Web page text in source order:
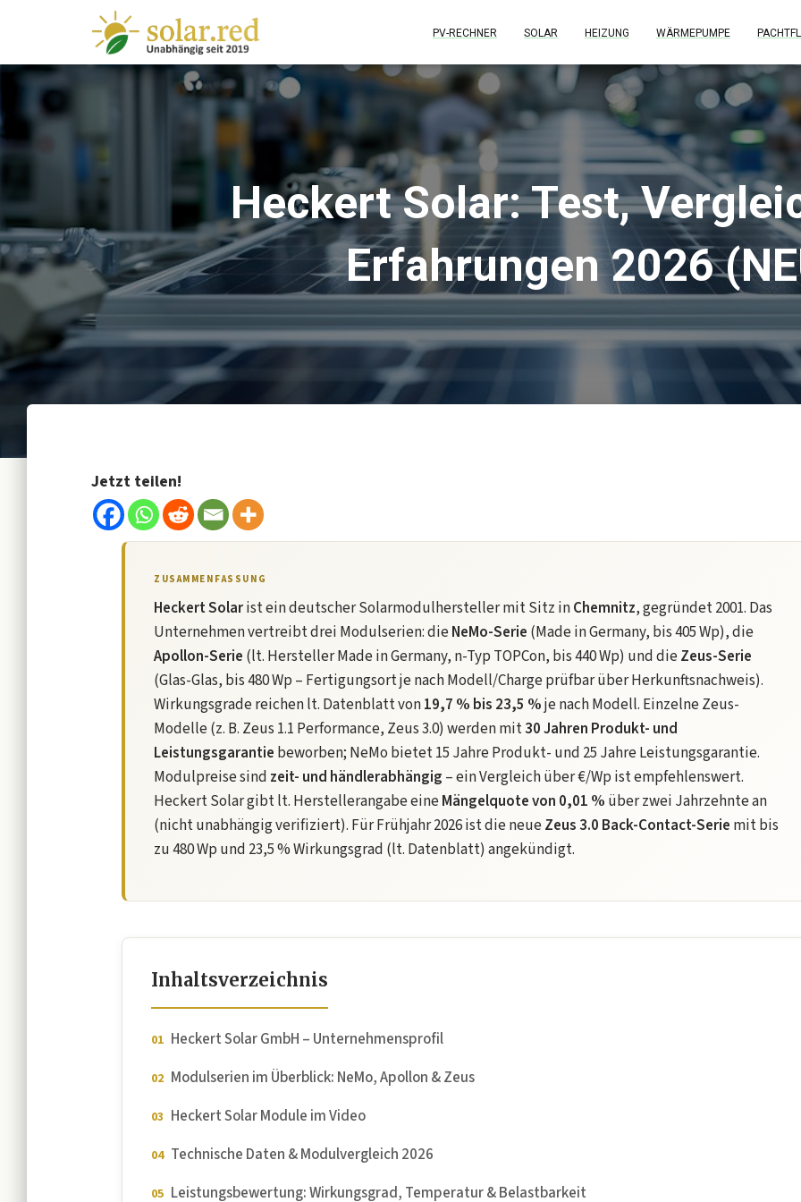
PV-RECHNER SOLAR HEIZUNG WÄRMEPUMPE
Heckert Solar: Test,
Erfahrungen 2026
Jetzt teilen!
ZUSAMMENFASSUNG
Heckert Solarist ein deutscher Solarmodulhersteller mit Sitz inChemnitz, gegründet 2001. Das
Unternehmen vertreibt drei Modulserien: dieNeMo-Serie (Made in Germany, bis 405 Wp), die
Apollon-Serie (lt. Hersteller Made in Germany, n-Typ TOPCon, bis 440 Wp) und dieZeus-Serie
(Glas-Glas, bis 480 Wp – Fertigungsort je nach Modell/Charge prüfbar über Herkunftsnachweis).
Wirkungsgrade reichen lt. Datenblatt von19,7 % bis 23,5 %je nach Modell. Einzelne Zeus-
Modelle (z. B. Zeus 1.1 Performance, Zeus 3.0) werden mit30 Jahren Produkt- und
Leistungsgarantie beworben; NeMo bietet 15 Jahre Produkt- und 25 Jahre Leistungsgarantie.
Modulpreise sind zeit- und händlerabhängig – ein Vergleich über €/Wp ist empfehlenswert.
Heckert Solar gibt lt. Herstellerangabe eineMängelquote von 0,01 % über zwei Jahrzehnte an
(nicht unabhängig verifiziert). Für Frühjahr 2026 ist die neueZeus 3.0 Back-Contact-Serie mit bis
zu 480 Wp und 23,5 % Wirkungsgrad (lt. Datenblatt) angekündigt.
Inhaltsverzeichnis
Heckert Solar GmbH – Unternehmensprofil
Modulserien im Überblick: NeMo, Apollon & Zeus
Heckert Solar Module im Video
Technische Daten & Modulvergleich 2026
Leistungsbewertung: Wirkungsgrad, Temperatur & Belastbarkeit